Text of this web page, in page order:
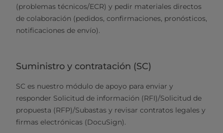
(problemas técnicos/ECR) y pedir materiales directos
de colaboración (pedidos, confirmaciones, pronósticos,
notificaciones de envío).
Suministro y contratación (SC)
SC es nuestro módulo de apoyo para enviar y
responder Solicitud de información (RFI)/Solicitud de
propuesta (RFP)/Subastas y revisar contratos legales y
firmas electrónicas (DocuSign).